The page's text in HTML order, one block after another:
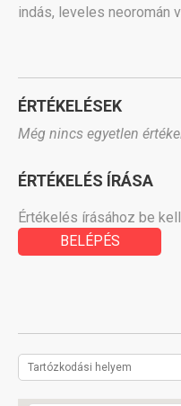
indás, leveles neoromán
ÉRTÉKELÉSEK
Még nincs egyetlen
ÉRTÉKELÉS ÍRÁSA
Értékelés írásához be
BELÉPÉS